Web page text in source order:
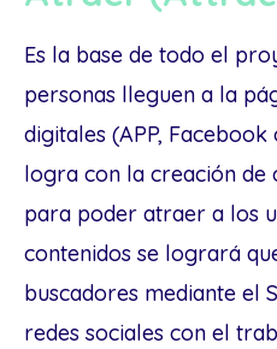
Es la base de todo el
personas lleguen a la
digitales (APP,
logra con la creación de
para poder atraer a los
contenidos se logrará
buscadores mediante el
redes sociales con el